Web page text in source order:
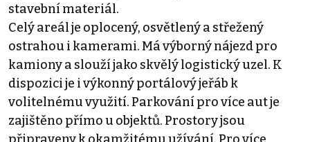
stavební materiál.
Celý areál je oplocený, osvětlený a střežený
ostrahou i kamerami. Má výborný nájezd pro
kamiony a slouží jako skvělý logistický uzel. K
dispozici je i výkonný portálový jeřáb k
volitelnému využití. Parkování pro více aut je
zajištěno přímo u objektů. Prostory jsou